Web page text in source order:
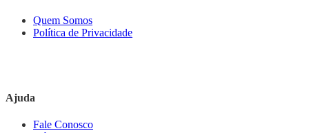
Quem Somos
Política de Privacidade
Ajuda
Fale Conosco